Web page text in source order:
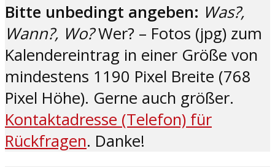
Bitte unbedingt angeben: Was?,
Wann?, Wo?Wer? – Fotos (jpg) zum
Kalendereintrag in einer Größe von
mindestens 1190 Pixel Breite (768
Pixel Höhe). Gerne auch größer.
Kontaktadresse (Telefon) für
Rückfragen. Danke!